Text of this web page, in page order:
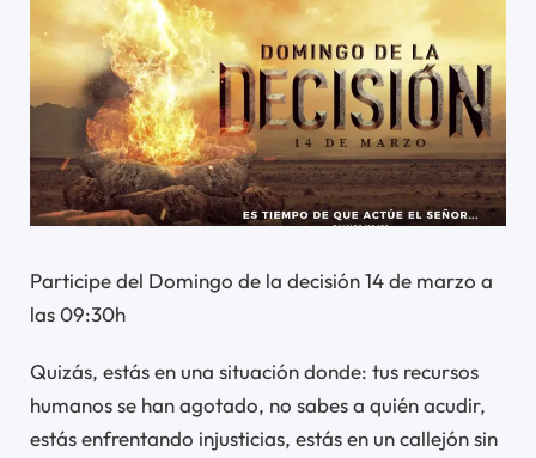
Participe del Domingo de la decisión 14 de marzo a
las 09:30h
Quizás, estás en una situación donde: tus recursos
humanos se han agotado, no sabes a quién acudir,
estás enfrentando injusticias, estás en un callejón sin